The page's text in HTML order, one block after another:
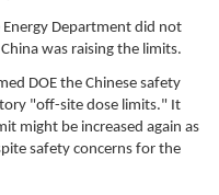
Department did not
was raising the limits.
DOE the Chinese safety
"off-site dose limits." It
might be increased again as
safety concerns for the